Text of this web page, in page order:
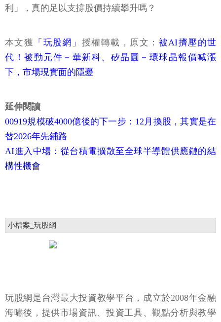
利」，真的足以支撐股價持續攀升嗎？
本文獲 「玩股網」 授權轉載，原文： 被AI擠壓的世
代！被動元件－華新科、矽晶圓－環球晶報價喊漲
下，市場現實面的隱憂
延伸閱讀
00919規模破4000億後的下一步：12月換股，其實是在
替2026年先鋪路
AI進入中場：從台積電擴散至全球半導體供應鏈的結
構性機會
小檔案_玩股網
玩股網是台灣最大投資教學平台，成立於2008年金融
海嘯後，提供市場資訊、投資工具、觀點分析與教學